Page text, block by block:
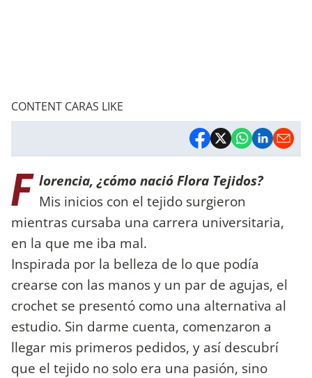
CONTENT CARAS LIKE
F lorencia, ¿cómo nació Flora Tejidos?
Mis inicios con el tejido surgieron
mientras cursaba una carrera universitaria,
en la que me iba mal.
Inspirada por la belleza de lo que podía
crearse con las manos y un par de agujas, el
crochet se presentó como una alternativa al
estudio. Sin darme cuenta, comenzaron a
llegar mis primeros pedidos, y así descubrí
que el tejido no solo era una pasión, sino